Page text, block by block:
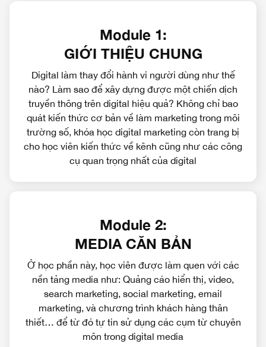
Module 1:
GIỚI THIỆU CHUNG
Digital làm thay đổi hành vi người dùng như thế
nào? Làm sao để xây dựng được một chiến dịch
truyền thông trên digital hiệu quả? Không chỉ bao
quát kiến thức cơ bản về làm marketing trong môi
trường số, khóa học digital marketing còn trang bị
cho học viên kiến thức về kênh cũng như các công
cụ quan trọng nhất của digital
Module 2:
MEDIA CĂN BẢN
Ở học phần này, học viên được làm quen với các
nền tảng media như: Quảng cáo hiển thị, video,
search marketing, social marketing, email
marketing, và chương trình khách hàng thân
thiết… để từ đó tự tin sử dụng các cụm từ chuyên
môn trong digital media